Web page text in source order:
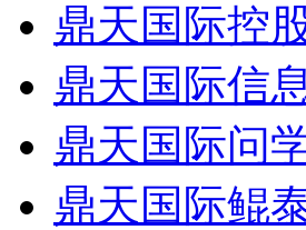
鼎天国际控
鼎天国际信
鼎天国际问
鼎天国际鲲